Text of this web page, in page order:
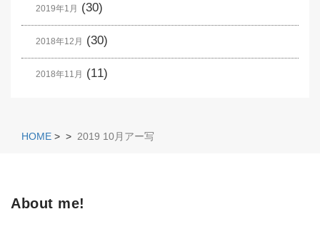
2019年1月 (30)
2018年12月 (30)
2018年11月 (11)
HOME > > 2019 10月アー写
About me!